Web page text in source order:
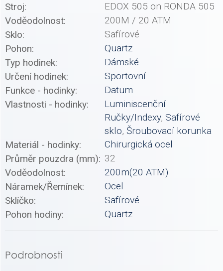
Stroj:
EDOX 505 on RONDA 505
Voděodolnost:
200M / 20 ATM
Sklo:
Safírové
Pohon:
Quartz
Typ hodinek:
Dámské
Určení hodinek:
Sportovní
Funkce - hodinky:
Datum
Vlastnosti - hodinky:
Luminiscenční
Ručky/Indexy, Safírové
sklo, Šroubovací korunka
Materiál - hodinky:
Chirurgická ocel
Průměr pouzdra (mm): 32
Voděodolnost:
200m(20 ATM)
Náramek/Řemínek:
Ocel
Sklíčko:
Safírové
Pohon hodiny:
Quartz
Podrobnosti